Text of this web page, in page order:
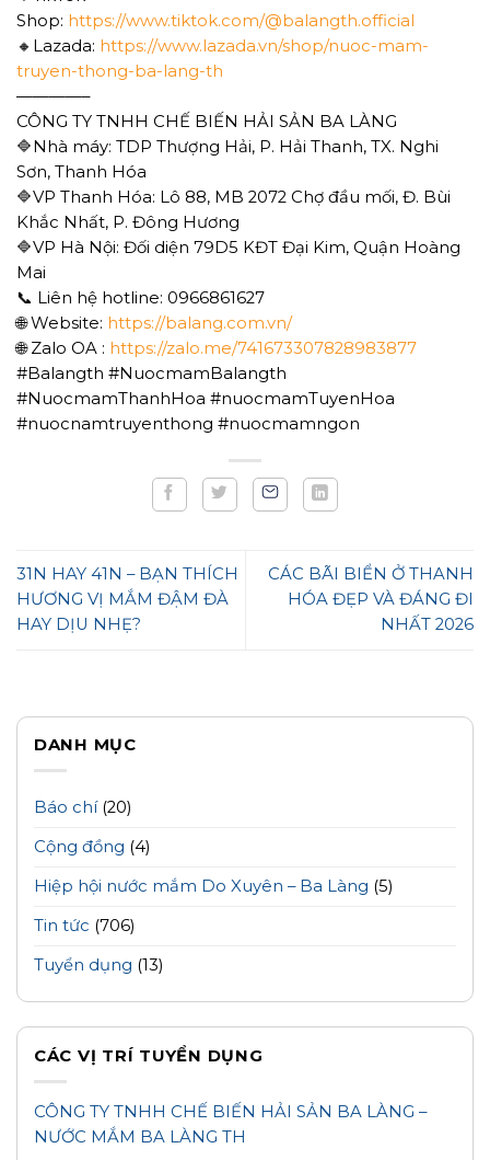
Shop: https://www.tiktok.com/@balangth.official
🔸Lazada: https://www.lazada.vn/shop/nuoc-mam-
truyen-thong-ba-lang-th
————–
CÔNG TY TNHH CHẾ BIẾN HẢI SẢN BA LÀNG
🔷Nhà máy: TDP Thượng Hải, P. Hải Thanh, TX. Nghi
Sơn, Thanh Hóa
🔷VP Thanh Hóa: Lô 88, MB 2072 Chợ đầu mối, Đ. Bùi
Khắc Nhất, P. Đông Hương
🔷VP Hà Nội: Đối diện 79D5 KĐT Đại Kim, Quận Hoàng
Mai
📞 Liên hệ hotline: 0966861627
🌐 Website: https://balang.com.vn/
🌐 Zalo OA : https://zalo.me/741673307828983877
#Balangth #NuocmamBalangth
#NuocmamThanhHoa #nuocmamTuyenHoa
#nuocnamtruyenthong #nuocmamngon
31N HAY 41N – BẠN THÍCH
HƯƠNG VỊ MẮM ĐẬM ĐÀ
HAY DỊU NHẸ?
CÁC BÃI BIỂN Ở THANH
HÓA ĐẸP VÀ ĐÁNG ĐI
NHẤT 2026
DANH MỤC
Báo chí(20)
Cộng đồng (4)
Hiệp hội nước mắm Do Xuyên – Ba Làng (5)
Tin tức (706)
Tuyển dụng (13)
CÁC VỊ TRÍ TUYỂN DỤNG
CÔNG TY TNHH CHẾ BIẾN HẢI SẢN BA LÀNG –
NƯỚC MẮM BA LÀNG TH